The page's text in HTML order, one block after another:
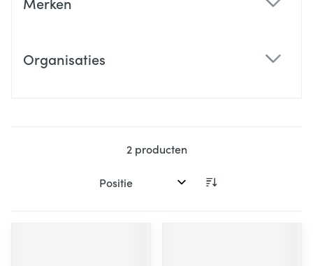
Organisaties
2producten
Sorteer op: